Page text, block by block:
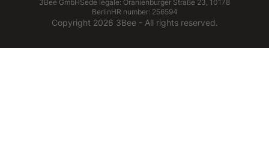
3Bee GmbHSede legale: Oranienburger Straße 23, 10178
BerlinHR number: 256594
Copyright 2026 3Bee - All rights reserved.